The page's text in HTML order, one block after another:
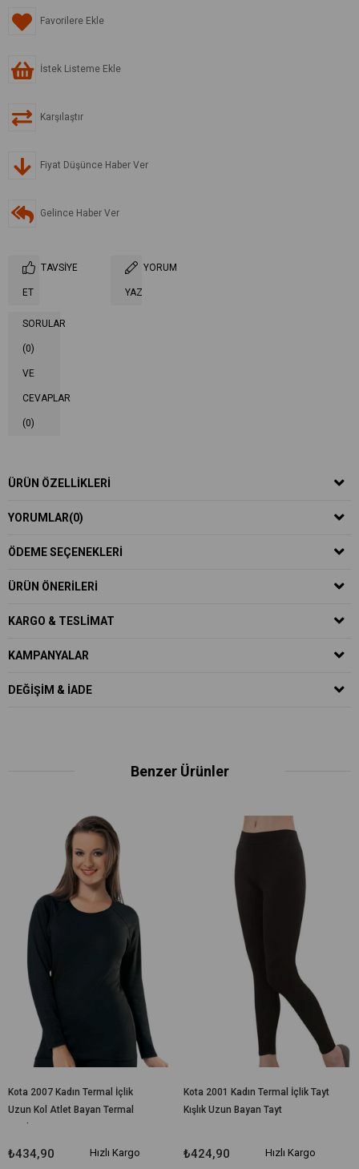
Favorilere Ekle
İstek Listeme Ekle
Karşılaştır
Fiyat Düşünce Haber Ver
Gelince Haber Ver
TAVSIYE
ET
YORUM
YAZ
SORULAR
(0)
VE
CEVAPLAR
(0)
ÜRÜN ÖZELLIKLERI
YORUMLAR(0)
ÖDEME SEÇENEKLERI
ÜRÜN ÖNERILERI
KARGO & TESLIMAT
KAMPANYALAR
DEĞIŞIM & İADE
Benzer Ürünler
Kota 2007 Kadın Termal İçlik
Uzun Kol Atlet Bayan Termal
Fanila
₺434,90 Hızlı Kargo
Kota 2001 Kadın Termal İçlik Tayt
Kışlık Uzun Bayan Tayt
₺424,90 Hızlı Kargo